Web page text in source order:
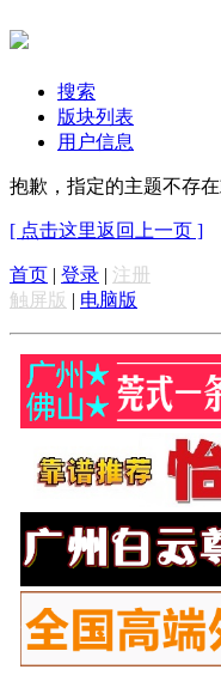
搜索
版块列表
用户信息
抱歉，指定的主题不存
[ 点击这里返回上一页 ]
首页 | 登录 | 注册
触屏版 | 电脑版